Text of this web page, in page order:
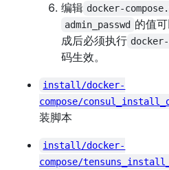
编辑 docker-
admin_passwd 的值
成后必须执行
码生效。
install/docker-
compose/
装脚本
install/docker-
compose/